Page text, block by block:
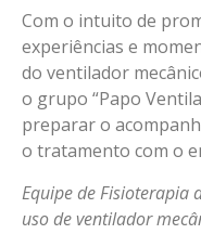
Com o intuito de
experiências e
do ventilador
o grupo “Papo
preparar o
o tratamento com o
Equipe de Fisioterapia
uso de ventilador